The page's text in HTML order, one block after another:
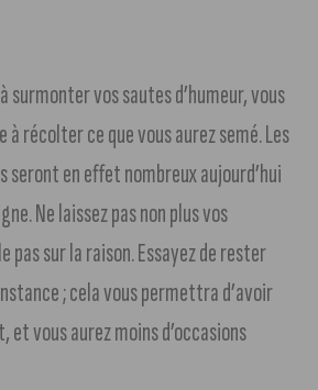
surmonter vos sautes d’humeur, vous
récolter ce que vous aurez semé. Les
seront en effet nombreux aujourd’hui
Ne laissez pas non plus vos
pas sur la raison. Essayez de rester
; cela vous permettra d’avoir
vous aurez moins d’occasions